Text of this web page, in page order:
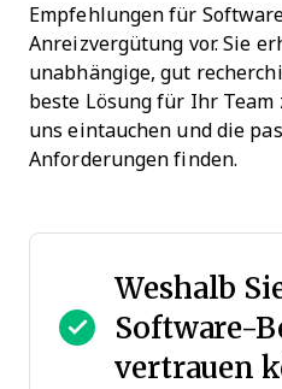
Empfehlungen für
Anreizvergütung vor. Sie
unabhängige, gut
beste Lösung für Ihr Team
uns eintauchen und die
Anforderungen finden.
Weshalb
Software-
vertrauen